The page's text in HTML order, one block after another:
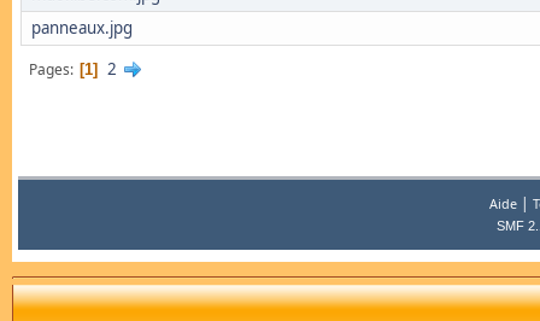
panneaux.jpg
Pages 1 2
Aide|
SMF